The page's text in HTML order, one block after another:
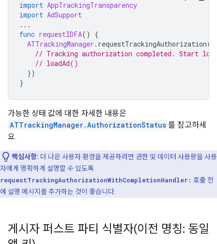
import AppTrackingTransparency
import AdSupport
...
func requestIDFA()
{
ATTrackingManager . requestTrackingAuthorization(
// Tracking authorization completed. Start
// loadAd()
})
}
가능한 상태 값에 대한 자세한 내용은
ATTrackingManager.AuthorizationStatus 를 참고하세
요.
핵심사항: 더 나은 사용자 환경을 제공하려면 권한 및 데이터 사용량을 사용
자에게 명확하게 설명할 수 있도록
requestTrackingAuthorizationWithCompletionHandler: 호출 전
에 설명 메시지를 추가하는 것이 좋습니다.
게시자 퍼스트 파티 식별자(이전 명칭: 동일